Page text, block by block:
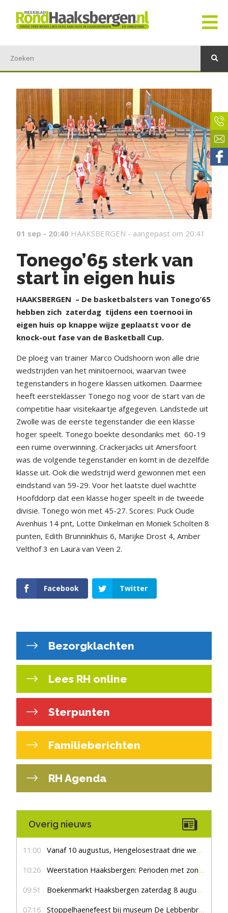
01 sep - 20:40 HAAKSBERGEN - aangepast om 20:41
Tonego’65 sterk van
start in eigen huis
HAAKSBERGEN – De basketbalsters van Tonego’65
hebben zich zaterdag tijdens een toernooi in
eigen huis op knappe wijze geplaatst voor de
knock-out fase van de Basketball Cup.
De ploeg van trainer Marco Oudshoorn won alle drie
wedstrijden van het minitoernooi, waarvan twee
tegenstanders in hogere klassen uitkomen. Daarmee
heeft eersteklasser Tonego nog voor de start van de
competitie haar visitekaartje afgegeven. Landstede uit
Zwolle was de eerste tegenstander die een klasse
hoger speelt. Tonego boekte desondanks met 60-19
een ruime overwinning. Crackerjacks uit Amersfoort
was de volgende tegenstander en komt in de dezelfde
klasse uit. Ook die wedstrijd werd gewonnen met een
eindstand van 59-29. Voor het laatste duel wachtte
Hoofddorp dat een klasse hoger speelt in de tweede
divisie. Tonego won met 45-27. Scores: Puck Oude
Avenhuis 14 pnt, Lotte Dinkelman en Moniek Scholten 8
punten, Edith Brunninkhuis 6, Marijke Drost 4, Amber
Velthof 3 en Laura van Veen 2.
Facebook Twitter
Bezorgklachten
Lees RH online
Sterpunten
Familieberichten
RH Agenda
Overig nieuws
11:00 Vanaf 10 augustus, Hengelosestraat drie weken dicht voor doorgaand verkeer
10:26 Weerstation Haaksbergen: Perioden met zon en droog
09:51 Boekenmarkt Haaksbergen zaterdag 8 augustus, marktplein Haaksbergen
07:16 Stoppelhaenefeest bij museum De Lebbenbrugge